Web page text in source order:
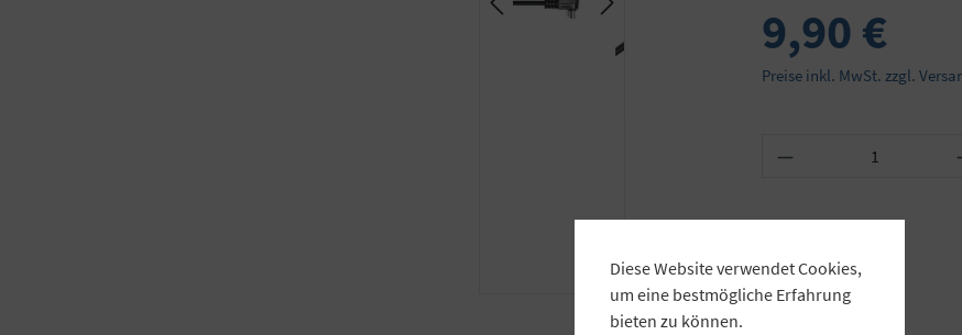
9,90 €
Preise inkl. MwSt. zzgl.
Produkt Anzahl:
Diese Website verwendet Cookies,
um eine bestmögliche Erfahrung
bieten zu können.